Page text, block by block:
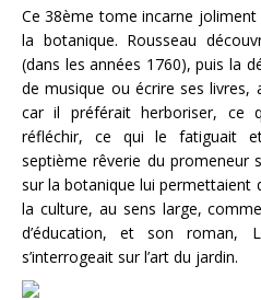
Ce 38ème tome incarne
la botanique. Rousseau
(dans les années 1760), puis la
de musique ou écrire ses livres,
car il préférait herboriser, ce
réfléchir, ce qui le fatiguait
septième rêverie du promeneur
sur la botanique lui permettaient
la culture, au sens large,
d’éducation, et son roman,
s’interrogeait sur l’art du jardin.